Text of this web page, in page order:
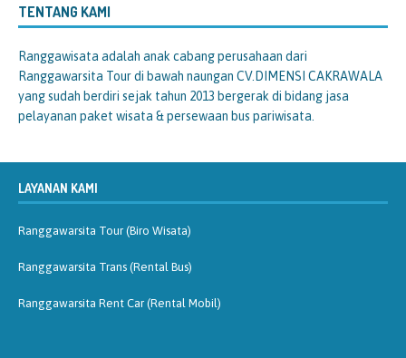
TENTANG KAMI
Ranggawisata adalah anak cabang perusahaan dari
Ranggawarsita Tour di bawah naungan CV.DIMENSI CAKRAWALA
yang sudah berdiri sejak tahun 2013 bergerak di bidang jasa
pelayanan paket wisata & persewaan bus pariwisata.
LAYANAN KAMI
Ranggawarsita Tour (Biro Wisata)
Ranggawarsita Trans (Rental Bus)
Ranggawarsita Rent Car (Rental Mobil)